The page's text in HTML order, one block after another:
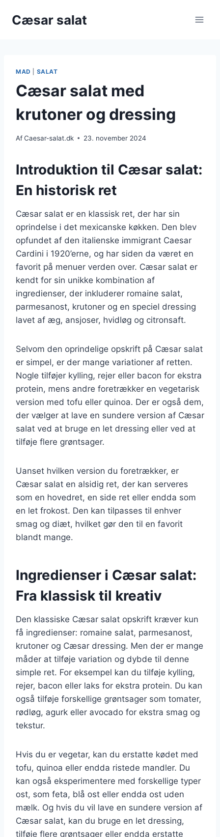
Cæsar salat
MAD SALAT
Cæsar salat med
krutoner og dressing
AfCaesar-salat.dk 23. november 2024
Introduktion til Cæsar salat:
En historisk ret
Cæsar salat er en klassisk ret, der har sin
oprindelse i det mexicanske køkken. Den blev
opfundet af den italienske immigrant Caesar
Cardini i 1920’erne, og har siden da været en
favorit på menuer verden over. Cæsar salat er
kendt for sin unikke kombination af
ingredienser, der inkluderer romaine salat,
parmesanost, krutoner og en speciel dressing
lavet af æg, ansjoser, hvidløg og citronsaft.
Selvom den oprindelige opskrift på Cæsar salat
er simpel, er der mange variationer af retten.
Nogle tilføjer kylling, rejer eller bacon for ekstra
protein, mens andre foretrækker en vegetarisk
version med tofu eller quinoa. Der er også dem,
der vælger at lave en sundere version af Cæsar
salat ved at bruge en let dressing eller ved at
tilføje flere grøntsager.
Uanset hvilken version du foretrækker, er
Cæsar salat en alsidig ret, der kan serveres
som en hovedret, en side ret eller endda som
en let frokost. Den kan tilpasses til enhver
smag og diæt, hvilket gør den til en favorit
blandt mange.
Ingredienser i Cæsar salat:
Fra klassisk til kreativ
Den klassiske Cæsar salat opskrift kræver kun
få ingredienser: romaine salat, parmesanost,
krutoner og Cæsar dressing. Men der er mange
måder at tilføje variation og dybde til denne
simple ret. For eksempel kan du tilføje kylling,
rejer, bacon eller laks for ekstra protein. Du kan
også tilføje forskellige grøntsager som tomater,
rødløg, agurk eller avocado for ekstra smag og
tekstur.
Hvis du er vegetar, kan du erstatte kødet med
tofu, quinoa eller endda ristede mandler. Du
kan også eksperimentere med forskellige typer
ost, som feta, blå ost eller endda ost uden
mælk. Og hvis du vil lave en sundere version af
Cæsar salat, kan du bruge en let dressing,
tilføje flere grøntsager eller endda erstatte